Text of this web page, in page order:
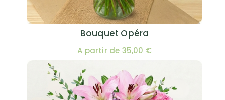
Bouquet Opéra
A partir de 35,00 €